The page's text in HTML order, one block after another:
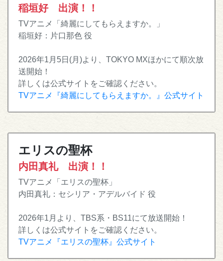
稲垣好 出演！！
TVアニメ「綺麗にしてもらえますか。」
稲垣好：片口那色 役
2026年1月5日(月)より、TOKYO MXほかにて順次放
送開始！
詳しくは公式サイトをご確認ください。
TVアニメ『綺麗にしてもらえますか。』公式サイト
エリスの聖杯
内田真礼 出演！！
TVアニメ「エリスの聖杯」
内田真礼：セシリア・アデルバイド 役
2026年1月より、TBS系・BS11にて放送開始！
詳しくは公式サイトをご確認ください。
TVアニメ『エリスの聖杯』公式サイト